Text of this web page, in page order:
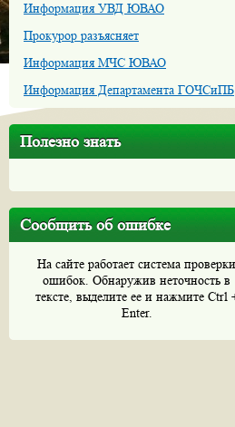
Информация УВД ЮВАО
Прокурор разъясняет
Информация МЧС ЮВАО
Информация Департамента ГОЧСиПБ
Полезно знать
Сообщить об ошибке
На сайте работает система проверки
ошибок. Обнаружив неточность в
тексте, выделите ее и нажмите Ctrl
Enter.